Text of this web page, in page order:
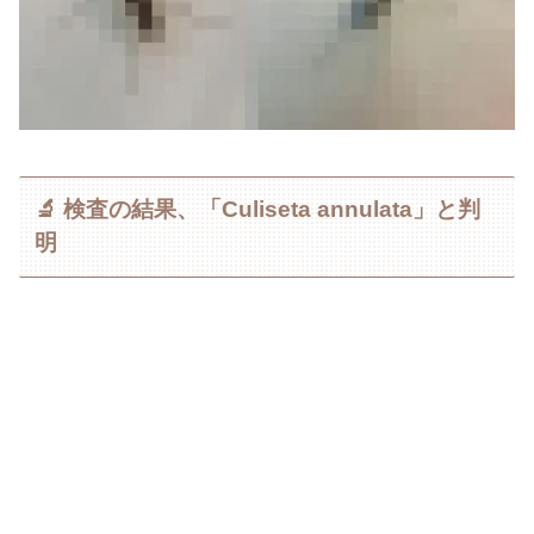
🔬 検査の結果、「Culiseta annulata」と判
明